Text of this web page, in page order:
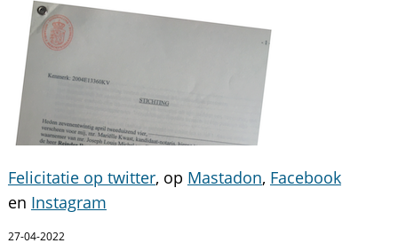
Felicitatie op twitter, op Mastadon, Facebook
en Instagram
27-04-2022